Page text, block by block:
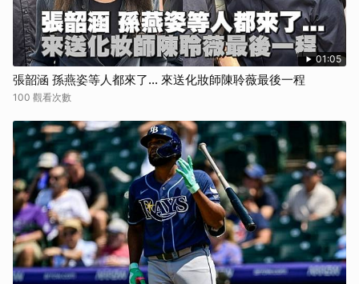
01:05
張韶涵 孫燕姿等人都來了... 來送化妝師陳聆薇最後一程
100 觀看次數